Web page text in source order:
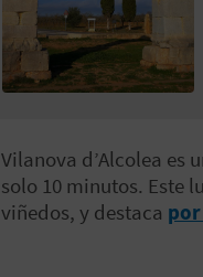
Vilanova d’Alcolea es
solo 10 minutos. Este
viñedos, y destaca